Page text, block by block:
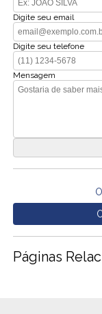
Digite seu email
Digite seu telefone
Mensagem
Páginas